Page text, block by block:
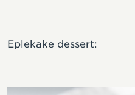
Eplekake dessert: